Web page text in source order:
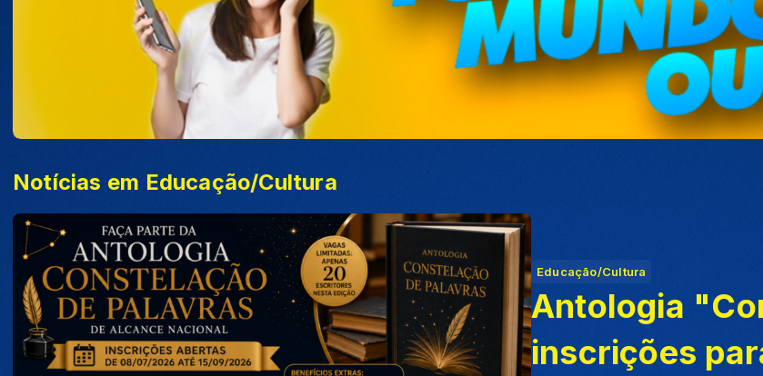
Notícias em Educação/Cultura
Educação/Cultura
Antologia
inscrições